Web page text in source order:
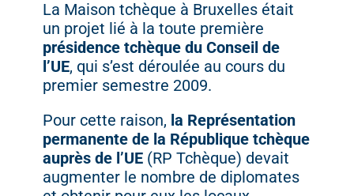
La Maison tchèque à Bruxelles était
un projet lié à la toute première
présidence tchèque du Conseil de
l’UE, qui s’est déroulée au cours du
premier semestre 2009.
Pour cette raison, la Représentation
permanente de la République tchèque
auprès de l’UE(RP Tchèque) devait
augmenter le nombre de diplomates